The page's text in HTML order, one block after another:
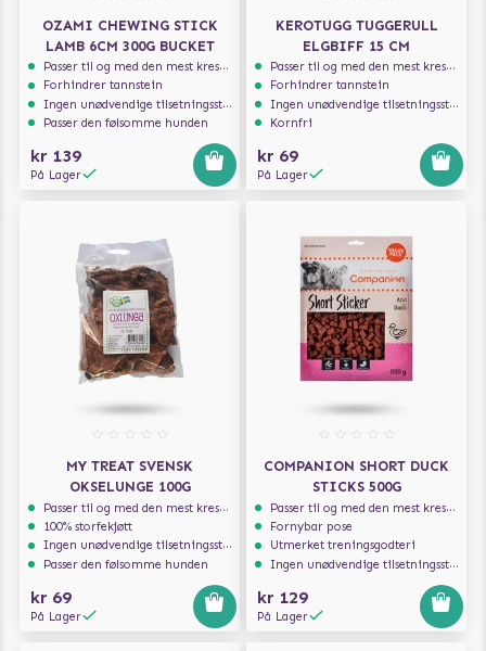
OZAMI CHEWING STICK
LAMB 6CM 300G BUCKET
Passer til og med den mest kresne hunden
Forhindrer tannstein
Ingen unødvendige tilsetningsstoffer
Passer den følsomme hunden
kr 139
På Lager
KEROTUGG TUGGERULL
ELGBIFF 15 CM
Passer til og med den mest kresne hunden
Forhindrer tannstein
Ingen unødvendige tilsetningsstoffer
Kornfri
kr 69
På Lager
MY TREAT SVENSK
OKSELUNGE 100G
Passer til og med den mest kresne hunden
100% storfekjøtt
Ingen unødvendige tilsetningsstoffer
Passer den følsomme hunden
kr 69
På Lager
COMPANION SHORT DUCK
STICKS 500G
Passer til og med den mest kresne hunden
Fornybar pose
Utmerket treningsgodteri
Ingen unødvendige tilsetningsstoffer
kr 129
På Lager